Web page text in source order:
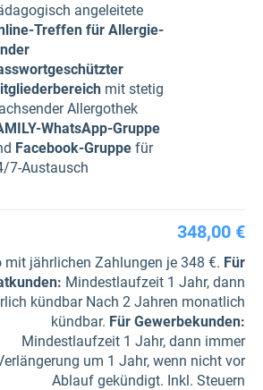
angeleitete
Treffen für Allergie-
mit stetig
Allergothek
WhatsApp-Gruppe
Facebook-Gruppe für
7-Austausch
348,00 €
mit jährlichen Zahlungen je 348 €. Für
: Mindestlaufzeit 1 Jahr, dann
kündbar Nach 2 Jahren monatlich
kündbar. Für Gewerbe­kunden:
Mindestlaufzeit 1 Jahr, dann immer
um 1 Jahr, wenn nicht vor
Ablauf gekündigt. Inkl. Steuern